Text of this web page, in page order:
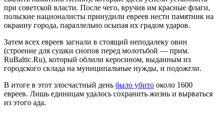
при советской власти. После чего, вручив им красные флаги,
польские националисты принудили евреев нести памятник на
окраину города, параллельно осыпая их градом ударов.
Затем всех евреев загнали в стоящий неподалеку овин
(строение для сушки снопов перед молотьбой — прим.
RuBaltic.Ru), который облили керосином, выданным из
городского склада на муниципальные нужды, и подожгли.
В итоге в этот злосчастный день было убито около 1600
евреев. Лишь единицам удалось сохранить жизнь и вырваться
из этого ада.